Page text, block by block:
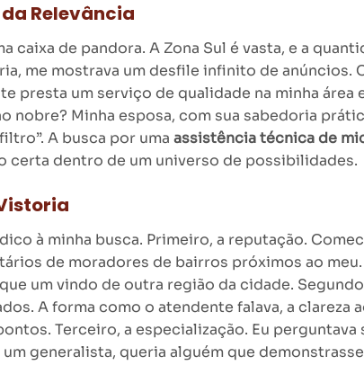
da Relevância
caixa de pandora. A Zona Sul é vasta, e a
me mostrava um desfile infinito de
presta um serviço de qualidade na minha área
Minha esposa, com sua sabedoria
A busca por uma assistência técnica de
certa dentro de um universo de possibilidades.
à minha busca. Primeiro, a reputação.
de moradores de bairros próximos ao
um vindo de outra região da cidade.
A forma como o atendente falava, a
Terceiro, a especialização. Eu perguntava
generalista, queria alguém que